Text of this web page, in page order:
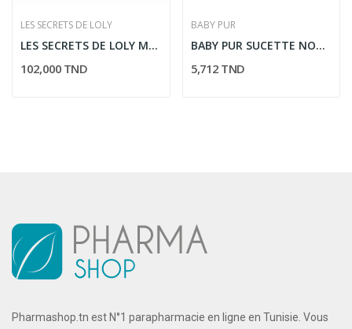
LES SECRETS DE LOLY
LES SECRETS DE LOLY MASQUE SOIN ACTIVATEUR DE...
102,000 TND
BABY PUR
BABY PUR SUCETTE NOVELTY 0-6M
5,712 TND
Pharmashop.tn est N°1 parapharmacie en ligne en Tunisie. Vous